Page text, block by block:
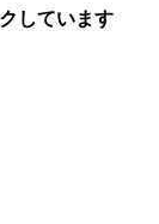
しています